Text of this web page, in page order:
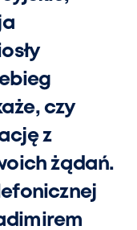
czy
z
żądań.